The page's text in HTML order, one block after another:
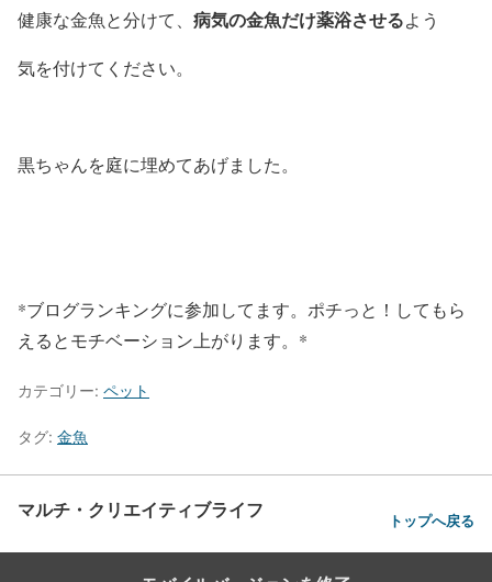
健康な金魚と分けて、 病気の金魚だけ薬浴させるよう
気を付けてください。
黒ちゃんを庭に埋めてあげました。
*ブログランキングに参加してます。ポチっと！してもら
えるとモチベーション上がります。*
カテゴリー: ペット
タグ: 金魚
マルチ・クリエイティブライフ トップへ戻る